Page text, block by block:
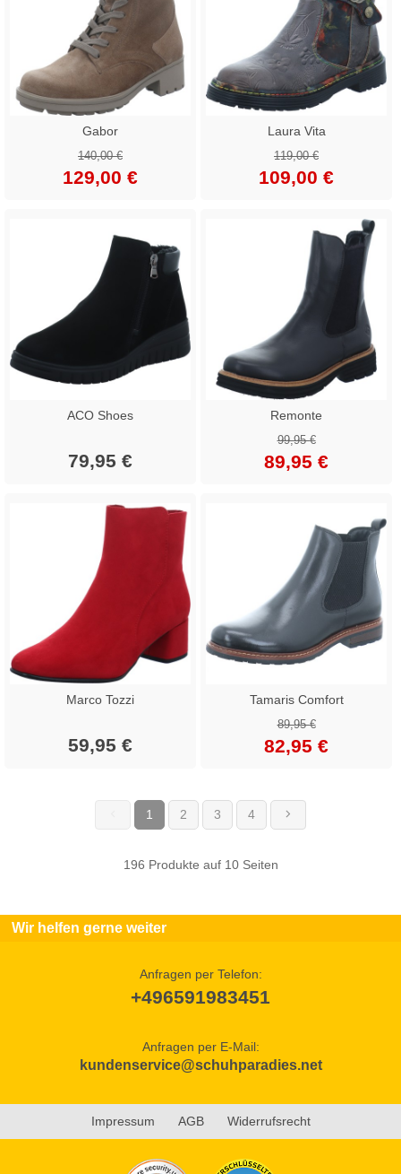
Gabor
140,00 €
129,00 €
Laura Vita
119,00 €
109,00 €
ACO Shoes
79,95 €
Remonte
99,95 €
89,95 €
Marco Tozzi
59,95 €
Tamaris Comfort
89,95 €
82,95 €
1 (current)
2 3 4
196 Produkte auf 10 Seiten
Wir helfen gerne weiter
Anfragen per Telefon:
+496591983451
Anfragen per E-Mail:
kundenservice@schuhparadies.net
Impressum AGB Widerrufsrecht